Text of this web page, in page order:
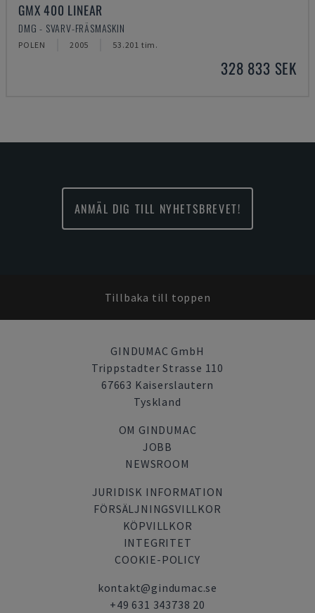
GMX 400 LINEAR
DMG - SVARV-FRÄSMASKIN
POLEN 2005 53.201 tim.
328 833 SEK
ANMÄL DIG TILL NYHETSBREVET!
Tillbaka till toppen
GINDUMAC GmbH
Trippstadter Strasse 110
67663 Kaiserslautern
Tyskland
OM GINDUMAC
JOBB
NEWSROOM
JURIDISK INFORMATION
FÖRSÄLJNINGSVILLKOR
KÖPVILLKOR
INTEGRITET
COOKIE-POLICY
kontakt@gindumac.se
+49 631 343738 20